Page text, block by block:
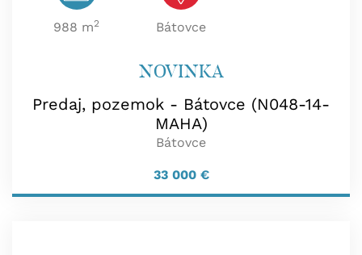
988 m2 Bátovce
NOVINKA
Predaj, pozemok - Bátovce (N048-14-
MAHA)
Bátovce
33 000 €